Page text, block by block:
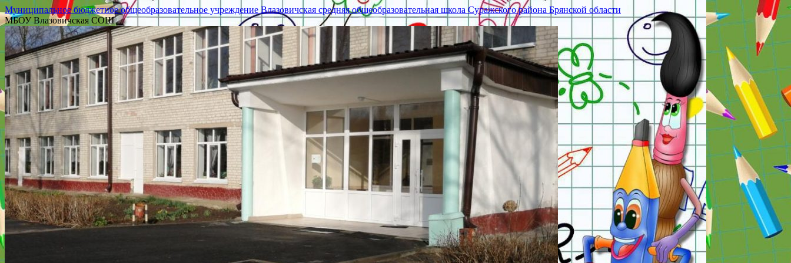
Муниципальное бюджетное общеобразовательное учреждение Влазовичская средняя общеобразовательная школа Суражского района Брянской области
МБОУ Влазовичская СОШ